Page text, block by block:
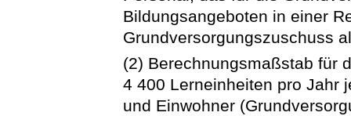
Bildungsangeboten in einer
Grundversorgungszuschuss
(2) Berechnungsmaßstab für
4 400 Lerneinheiten pro Jahr
und Einwohner